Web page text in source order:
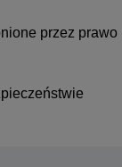
przez prawo